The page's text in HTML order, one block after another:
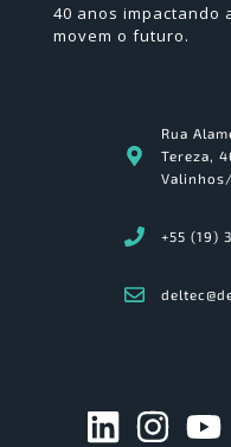
40 anos impactando
movem o futuro.
Rua
Tereza,
+55 (19)